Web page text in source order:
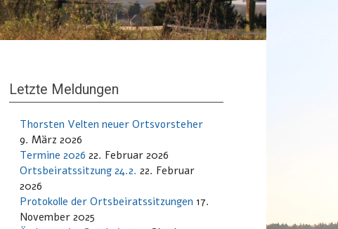
Letzte Meldungen
Thorsten Velten neuer Ortsvorsteher
9. März 2026
Termine 2026 22. Februar 2026
Ortsbeiratssitzung 24.2. 22. Februar
2026
Protokolle der Ortsbeiratssitzungen 17.
November 2025